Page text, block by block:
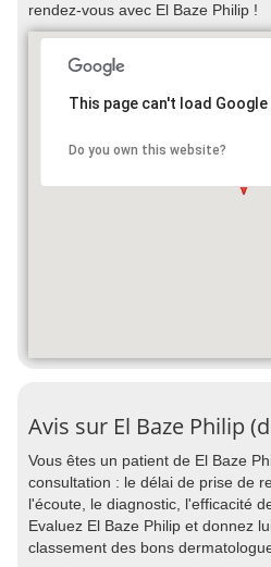
rendez-vous avec El Baze Philip !
This page can't load
Do you own this website?
Avis sur El Baze Philip
Vous êtes un patient de El Baze
consultation : le délai de prise de
l'écoute, le diagnostic, l'efficacité
Evaluez El Baze Philip et donnez
classement des bons